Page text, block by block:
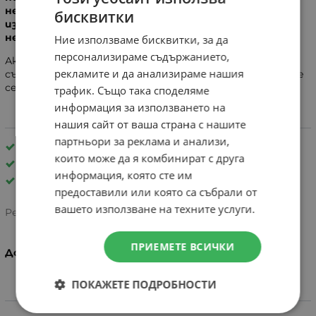
неправилен монтаж, неправилно свързване,
използване на несъвместими компоненти или
неправилна експлоатация.
Ако не сте сигурни дали резервната част е
съвместима с Вашето превозно средство, свържете
се с нашия екип преди покупката. 0884199844
За марка: Vsett 10+
Резервни части за електрически тротинетки
Рейтинг:
Доставка 2-3 работни дни
бисквитки
Ние използваме бисквитки, за да
персонализираме съдържанието,
рекламите и да анализираме нашия
трафик. Също така споделяме
информация за използването на
нашия сайт от ваша страна с нашите
партньори за реклама и анализи,
които може да я комбинират с друга
информация, която сте им
предоставили или която са събрали от
вашето използване на техните услуги.
ПРИЕМЕТЕ ВСИЧКИ
ПОКАЖЕТЕ ПОДРОБНОСТИ